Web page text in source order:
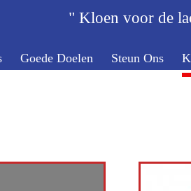
Goede Doelen Steun Ons
" Kloen voor de